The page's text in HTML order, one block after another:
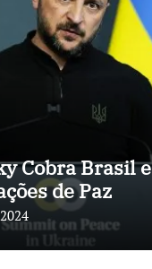
Cobra Brasil
de Paz